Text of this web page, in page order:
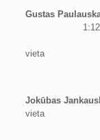
Gustas
100 m
vieta
Jokūbas
vieta